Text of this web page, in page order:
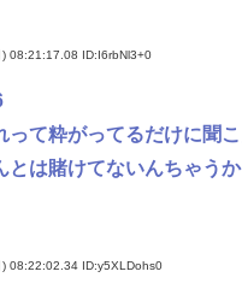
08:21:17.08 ID:I6rbNl3+0
って粋がってるだけに聞
とは賭けてないんちゃうか
08:22:02.34 ID:y5XLDohs0